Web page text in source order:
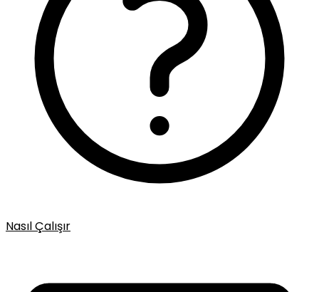
Nasıl Çalışır